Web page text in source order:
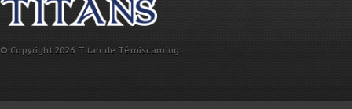
© Copyright 2026 Titan de Témiscaming.